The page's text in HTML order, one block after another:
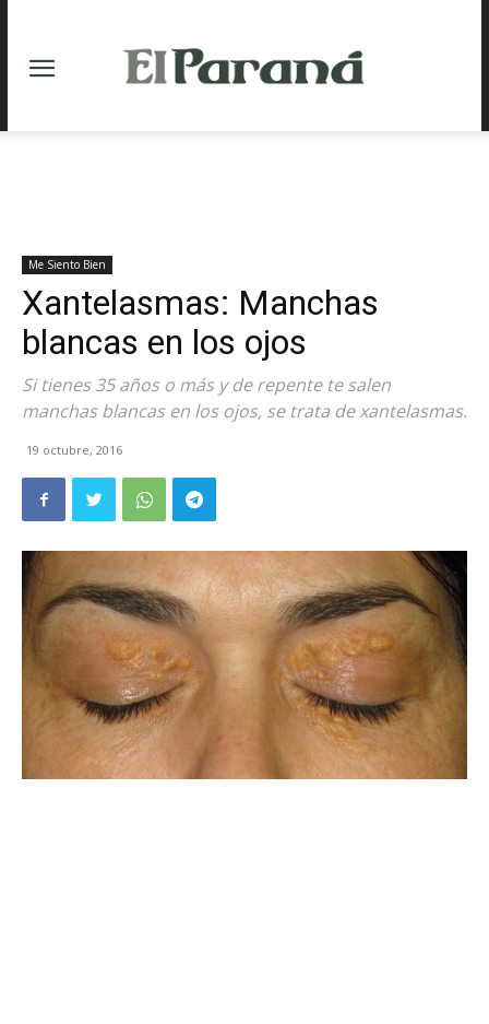
Me Siento Bien
Xantelasmas: Manchas
blancas en los ojos
Si tienes 35 años o más y de repente te salen
manchas blancas en los ojos, se trata de xantelasmas.
19 octubre, 2016